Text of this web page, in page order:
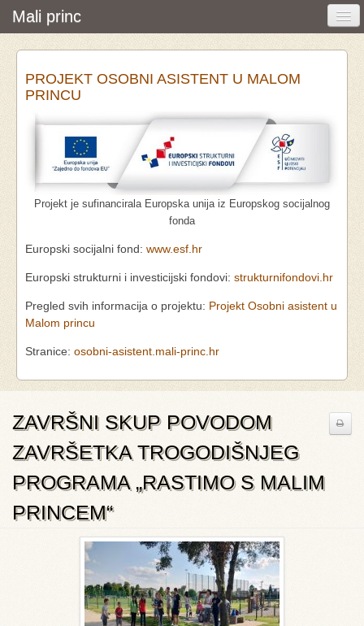
Mali princ
Početna
Vijesti i događanja
Udruga
Pretraživanje
PROJEKT OSOBNI ASISTENT U MALOM
PRINCU
Projekt je sufinancirala Europska unija iz Europskog socijalnog
fonda
Europski socijalni fond: www.esf.hr
Europski strukturni i investicijski fondovi: strukturnifondovi.hr
Pregled svih informacija o projektu: Projekt Osobni asistent u
Malom princu
Stranice: osobni-asistent.mali-princ.hr
ZAVRŠNI SKUP POVODOM
ZAVRŠETKA TROGODIŠNJEG
PROGRAMA „RASTIMO S MALIM
PRINCEM“